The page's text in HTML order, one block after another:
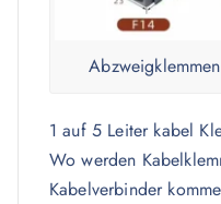
1 auf 5 Leiter kabel
Wo werden
Kabelverbinder